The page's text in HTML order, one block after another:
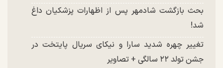
بحث بازگشت شادمهر پس از اظهارات پزشکیان داغ
شد!
تغییر چهره شدید سارا و نیکای سریال پایتخت در
جشن تولد ۲۲ سالگی + تصاویر